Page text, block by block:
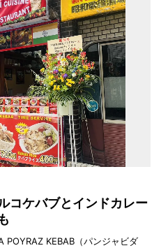
ケバブとインドカレー
POYRAZ KEBAB（パンジャビダ